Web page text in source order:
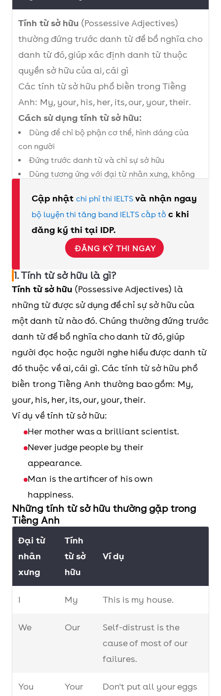
Tính từ sở hữu (Possessive Adjectives)
thường đứng trước danh từ để bổ nghĩa cho
danh từ đó, giúp xác định danh từ thuộc
quyền sở hữu của ai, cái gì
Các tính từ sở hữu phổ biến trong Tiếng
Anh: My, your, his, her, its, our, your, their.
Cách sử dụng tính từ sở hữu:
Dùng để chỉ bộ phận cơ thể, hình dáng của
con người
Đứng trước danh từ và chỉ sự sở hữu
Dùng tương ứng với đại từ nhân xưng, không
Được thay thế bởi mạo từ “the” trong một vài
trường hợp
Những lỗi thường gặp khi sử dụng:
Lỗi thường gặp khi viết giữa “It’s” và “Its”
Nhầm lẫn giữa “Your” và “You’re”
Nhầm lẫn giữa “there”, “they’re” và “their”
Không sử dụng his/her trong một vài trường
hợp
Tính từ sở hữu và đại từ sở hữu (Possessive
pronoun) có chức năng, cách dùng khác
nhau trong câu.
Cập nhật chi phí thi IELTS và nhận ngay
bộ luyện thi tăng band IELTS cấp tố c khi
đăng ký thi tại IDP.
ĐĂNG KÝ THI NGAY
1. Tính từ sở hữu là gì?
Tính từ sở hữu (Possessive Adjectives) là
những từ được sử dụng để chỉ sự sở hữu của
một danh từ nào đó. Chúng thường đứng trước
danh từ để bổ nghĩa cho danh từ đó, giúp
người đọc hoặc người nghe hiểu được danh từ
đó thuộc về ai, cái gì. Các tính từ sở hữu phổ
biến trong Tiếng Anh thường bao gồm: My,
your, his, her, its, our, your, their.
Ví dụ về tính từ sở hữu:
Her mother was a brilliant scientist.
Never judge people by their
appearance.
Man is the artificer of his own
happiness.
Những tính từ sở hữu thường gặp trong
Tiếng Anh
Đại từ
nhân
xưng
Tính
từ sở
hữu
Ví dụ
I My This is my house.
We Our
Self-distrust is the
cause of most of our
failures.
You Your Don't put all your eggs